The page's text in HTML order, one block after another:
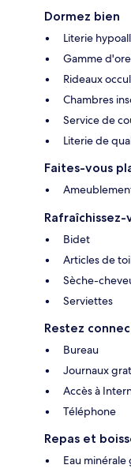
Dormez bien
Literie
Gamme
Rideaux
Chambres
Service de
Literie de
Faites-vous
Rafraîchissez-
Bidet
Articles de
Sèche-
Serviettes
Restez
Bureau
Journaux
Accès à
Téléphone
Repas et
Eau